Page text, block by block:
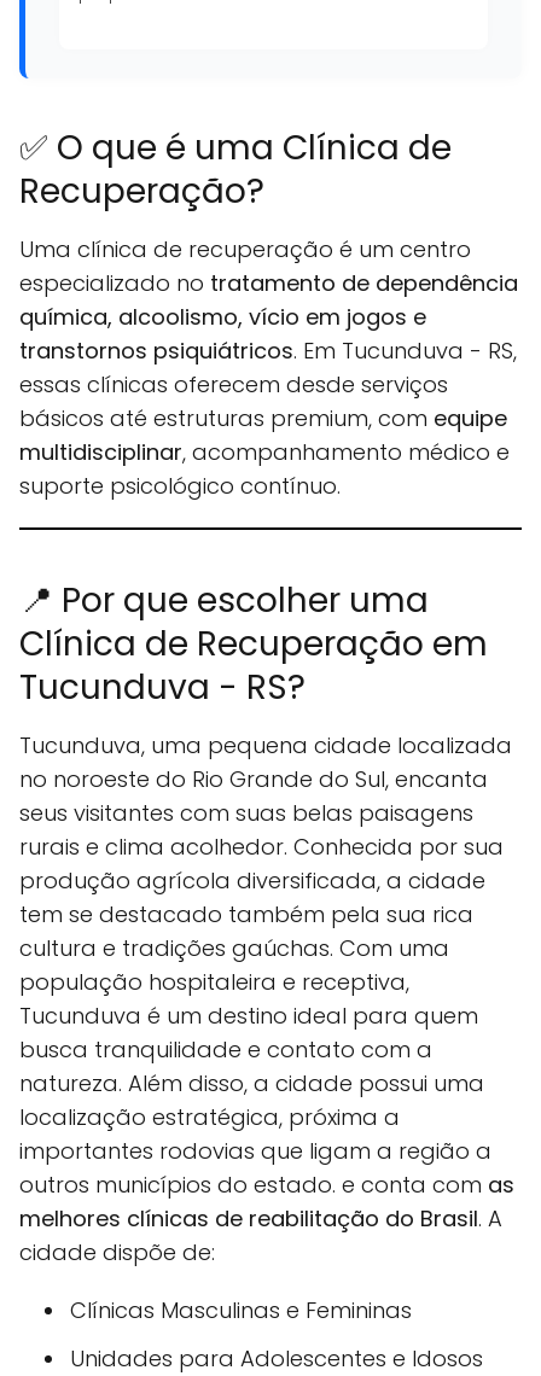
✅ O que é uma Clínica de
Recuperação?
Uma clínica de recuperação é um centro
especializado no tratamento de dependência
química, alcoolismo, vício em jogos e
transtornos psiquiátricos. Em Tucunduva - RS,
essas clínicas oferecem desde serviços
básicos até estruturas premium, com equipe
multidisciplinar, acompanhamento médico e
suporte psicológico contínuo.
📍 Por que escolher uma
Clínica de Recuperação em
Tucunduva - RS?
Tucunduva, uma pequena cidade localizada
no noroeste do Rio Grande do Sul, encanta
seus visitantes com suas belas paisagens
rurais e clima acolhedor. Conhecida por sua
produção agrícola diversificada, a cidade
tem se destacado também pela sua rica
cultura e tradições gaúchas. Com uma
população hospitaleira e receptiva,
Tucunduva é um destino ideal para quem
busca tranquilidade e contato com a
natureza. Além disso, a cidade possui uma
localização estratégica, próxima a
importantes rodovias que ligam a região a
outros municípios do estado. e conta com as
melhores clínicas de reabilitação do Brasil. A
cidade dispõe de:
Clínicas Masculinas e Femininas
Unidades para Adolescentes e Idosos